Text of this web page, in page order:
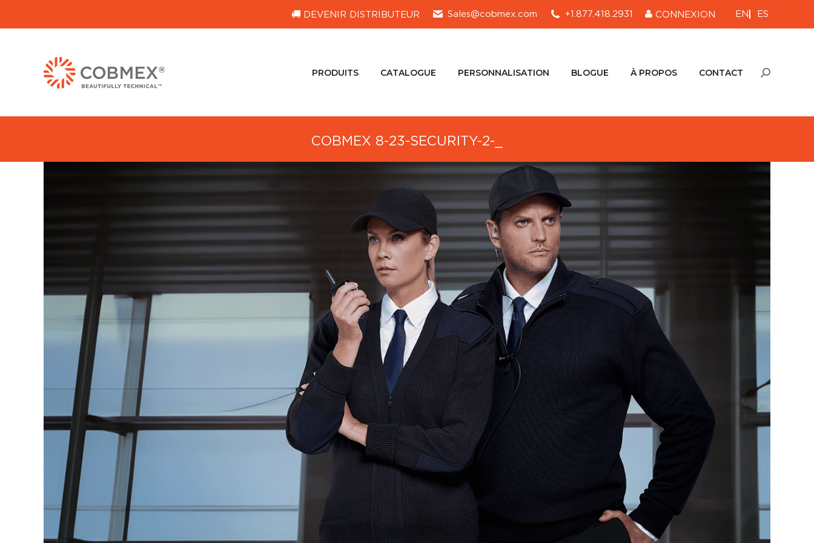
DEVENIR DISTRIBUTEUR Sales@cobmex.com +1.877.418.2931 CONNEXION EN ES
PRODUITS CATALOGUE PERSONNALISATION BLOGUE À PROPOS CONTACT
Recherche
COBMEX 8-23-SECURITY-2-_
PRODUITS CATALOGUE PERSONNALISATION BLOGUE À PROPOS CONTACT